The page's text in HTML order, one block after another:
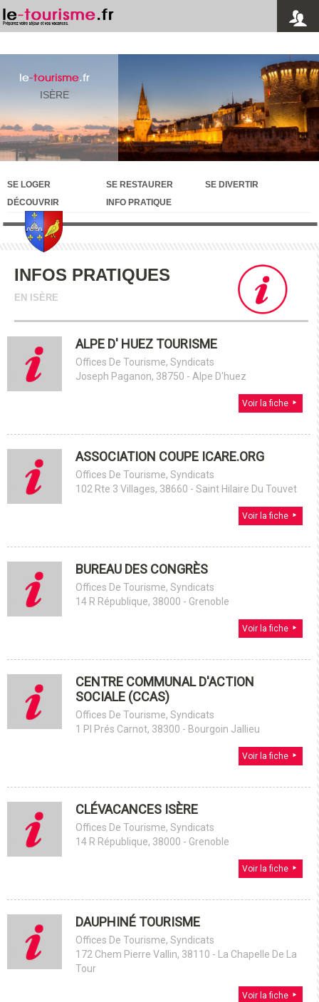
le-tourisme.fr
ISÈRE
SE LOGER SE RESTAURER
SE DIVERTIR
DÉCOUVRIR
INFO PRATIQUE
INFOS PRATIQUES
EN ISÈRE
ALPE D' HUEZ TOURISME
Offices De Tourisme, Syndicats
Joseph Paganon, 38750 - Alpe D'huez
Voir la fiche
ASSOCIATION COUPE ICARE.ORG
Offices De Tourisme, Syndicats
102 Rte 3 Villages, 38660 - Saint Hilaire Du Touvet
Voir la fiche
BUREAU DES CONGRÈS
Offices De Tourisme, Syndicats
14 R République, 38000 - Grenoble
Voir la fiche
CENTRE COMMUNAL D'ACTION
SOCIALE (CCAS)
Offices De Tourisme, Syndicats
1 Pl Prés Carnot, 38300 - Bourgoin Jallieu
Voir la fiche
CLÉVACANCES ISÈRE
Offices De Tourisme, Syndicats
14 R République, 38000 - Grenoble
Voir la fiche
DAUPHINÉ TOURISME
Offices De Tourisme, Syndicats
172 Chem Pierre Vallin, 38110 - La Chapelle De La
Tour
Voir la fiche